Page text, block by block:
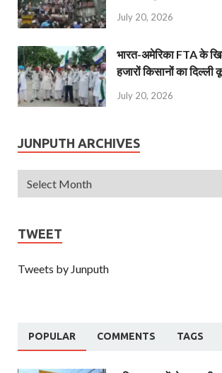
July 20, 2026
भारत-अमेरिका FTA के
हजारों किसानों का दिल्ली
July 20, 2026
JUNPUTH ARCHIVES
TWEET
Tweets by Junputh
POPULAR COMMENTS TAGS